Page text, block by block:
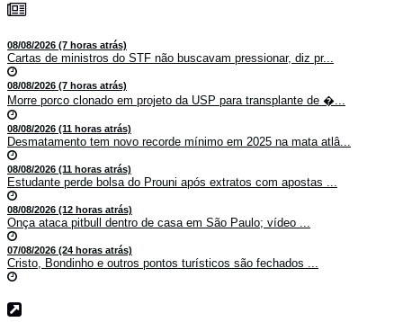
08/08/2026 (7 horas atrás)
Cartas de ministros do STF não buscavam pressionar, diz pr...
08/08/2026 (7 horas atrás)
Morre porco clonado em projeto da USP para transplante de �...
08/08/2026 (11 horas atrás)
Desmatamento tem novo recorde mínimo em 2025 na mata atlâ...
08/08/2026 (11 horas atrás)
Estudante perde bolsa do Prouni após extratos com apostas ...
08/08/2026 (12 horas atrás)
Onça ataca pitbull dentro de casa em São Paulo; vídeo ...
07/08/2026 (24 horas atrás)
Cristo, Bondinho e outros pontos turísticos são fechados ...